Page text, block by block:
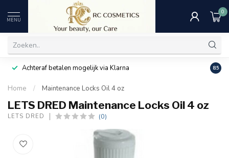
MENU
0
Achteraf betalen mogelijk via Klarna 8.5
Home / Maintenance Locks Oil 4 oz
LETS DRED Maintenance Locks Oil 4 oz
LETS DRED (0)